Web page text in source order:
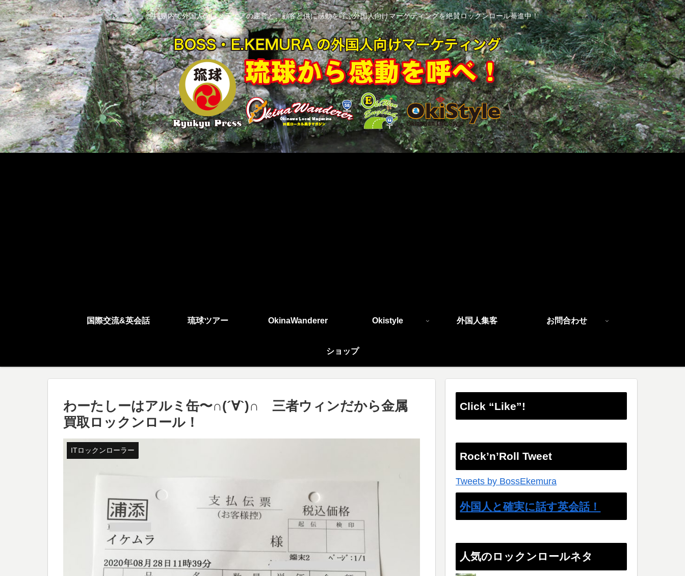
沖縄県内で外国人向けメディアの運営と、顧客と供に感動を呼ぶ外国人向けマーケティングを絶賛ロックンロール驀進中！
国際交流&英会話 琉球ツアー OkinaWanderer Okistyle 外国人集客 お問合わせ
ショップ
わーたしーはアルミ缶〜∩(´∀`)∩ 三者ウィンだから金属
買取ロックンロール！
ITロックンローラー
Click “Like”!
Rock’n’Roll Tweet
Tweets by BossEkemura
外国人と確実に話す英会話！
人気のロックンロールネタ